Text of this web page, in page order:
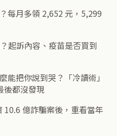
每月多領 2,652 元，5,299
起訴內容、疫苗是否買到
能把你說到哭？「冷讀術」
後都沒發現
億詐騙案後，重看當年